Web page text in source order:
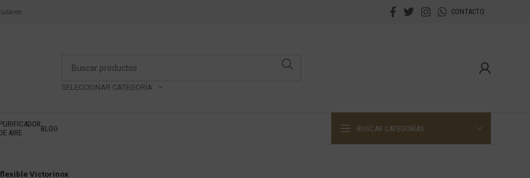
CONTACTO
SELECCIONAR CATEGORÍA
AIRE
BLOG BUSCAR CATEGORÍAS
Victorinox